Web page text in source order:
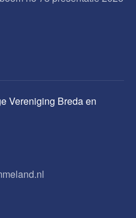
Vereniging Breda en